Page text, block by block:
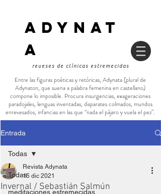
ADYNAT
a
reveses de clínicas estremecidas
Entre las figuras poéticas y retóricas, Adynata (plural de
Adynaton, que suena a palabra femenina en castellano)
compone lo imposible. Procura insurgencias, exageraciones
paradojales, lenguas inventadas, disparates colmados, mundos
enrevesados, infancias en las que “nada el pájaro y vuela el pez”.
Entrada
Todas
meditaciones estremecidas
Todas
Invernal / Sebastián Salmún
Revista Adynata
15 dic 2021